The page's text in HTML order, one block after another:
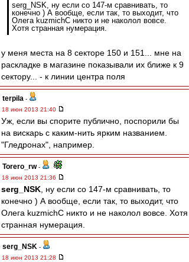
serg_NSK, ну если со 147-м сравнивать, то
конечно ) А вообще, если так, то выходит, что
Олега kuzmichC никто и не наколол вовсе.
Хотя странная нумерация.
у меня места на 8 секторе 150 и 151... мне на
раскладке в магазине показывали их ближе к 9
сектору... - к линии центра поля
terpila -
18 июн 2013 21:40
Уж, если вы спорите публично, поспорили бы
на вискарь с каким-нить ярким названием.
"Гледронах", например.
Torero_rw-
18 июн 2013 21:36
serg_NSK , ну если со 147-м сравнивать, то
конечно ) А вообще, если так, то выходит, что
Олега kuzmichC никто и не наколол вовсе. Хотя
странная нумерация.
serg_NSK -
18 июн 2013 21:28